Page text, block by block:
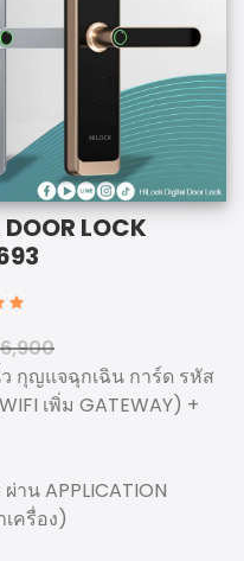
LOCK
กุญแจฉุกเฉิน การ์ด รหัส
เพิ่ม GATEWAY) +
ผ่าน APPLICATION
ครื่อง)